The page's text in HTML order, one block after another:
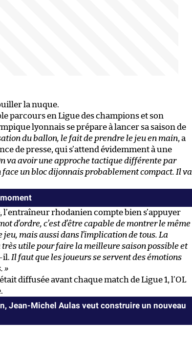
la nuque.
parcours en Ligue des champions et son
lyonnais se prépare à lancer sa saison de
du ballon, le fait de prendre le jeu en main, a
de presse, qui s’attend évidemment à une
va avoir une approche tactique différente par
un bloc dijonnais probablement compact. Il va
rhodanien compte bien s’appuyer
d’ordre, c’est d’être capable de montrer le même
mais aussi dans l’implication de tous. La
utile pour faire la meilleure saison possible et
il. Il faut que les joueurs se servent des émotions
»
diffusée avant chaque match de Ligue 1, l’OL
Jean-Michel Aulas veut construire un nouveau